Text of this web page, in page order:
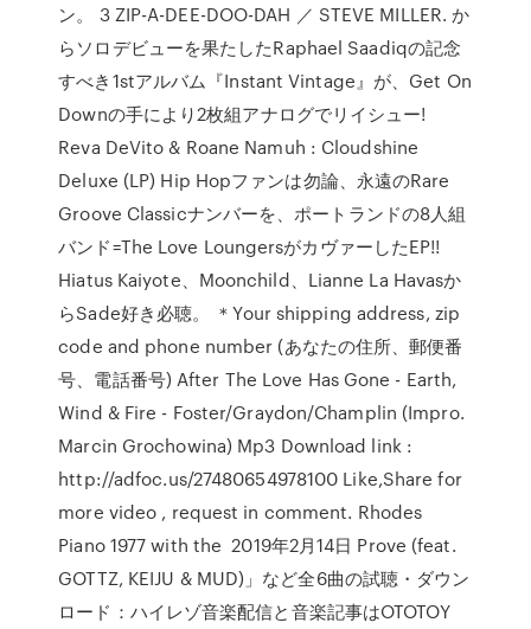
ン。 3 ZIP-A-DEE-DOO-DAH ／ STEVE MILLER. か
らソロデビューを果たしたRaphael Saadiqの記念
すべき1stアルバム『Instant Vintage』が、Get On
Downの手により2枚組アナログでリイシュー!
Reva DeVito & Roane Namuh : Cloudshine
Deluxe (LP) Hip Hopファンは勿論、永遠のRare
Groove Classicナンバーを、ポートランドの8人組
バンド=The Love LoungersがカヴァーしたEP!!
Hiatus Kaiyote、Moonchild、Lianne La Havasか
らSade好き必聴。 ＊Your shipping address, zip
code and phone number (あなたの住所、郵便番
号、電話番号) After The Love Has Gone - Earth,
Wind & Fire - Foster/Graydon/Champlin (Impro.
Marcin Grochowina) Mp3 Download link :
http://adfoc.us/27480654978100 Like,Share for
more video , request in comment. Rhodes
Piano 1977 with the 2019年2月14日 Prove (feat.
GOTTZ, KEIJU & MUD)」など全6曲の試聴・ダウン
ロード：ハイレゾ音楽配信と音楽記事はOTOTOY